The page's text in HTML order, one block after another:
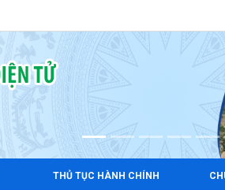
THỦ TỤC HÀNH CHÍNH